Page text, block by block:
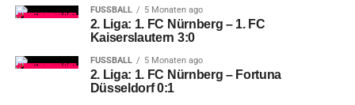
FUSSBALL 5 Monaten ago
2. Liga: 1. FC Nürnberg – 1. FC
Kaiserslautern 3:0
FUSSBALL 5 Monaten ago
2. Liga: 1. FC Nürnberg – Fortuna
Düsseldorf 0:1